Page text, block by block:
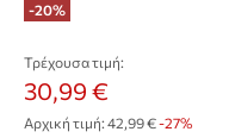
-20%
Τρέχουσα τιμή:
30,99 €
Αρχική τιμή: 42,99 €-27%